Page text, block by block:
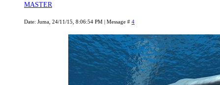
MASTER
Date: Juma, 24/11/15, 8:06:54 PM | Message # 4